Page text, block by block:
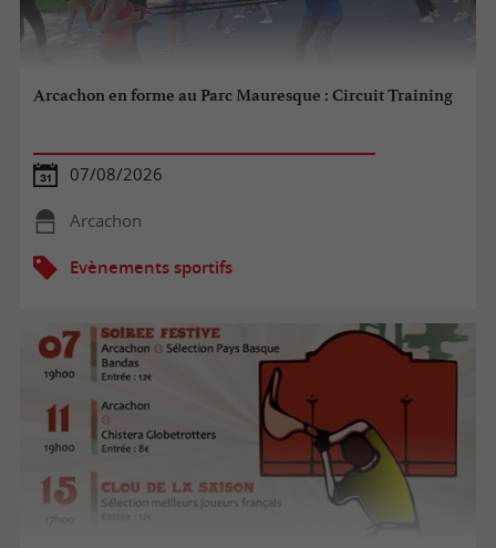
Arcachon en forme au Parc Mauresque : Circuit Training
07/08/2026
Arcachon
Evènements sportifs